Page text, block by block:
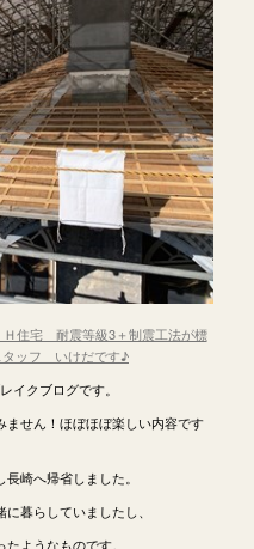
宅 耐震等級3＋制震工法が標
ッフ いけだです♪
イクブログです。
せん！ほぼほぼ楽しい内容です
崎へ帰省しました。
暮らしていましたし、
ようなものです。